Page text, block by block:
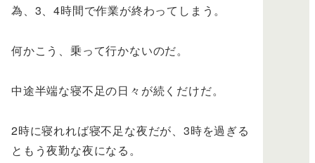
為、3、4時間で作業が終わってしまう。
何かこう、乗って行かないのだ。
中途半端な寝不足の日々が続くだけだ。
2時に寝れれば寝不足な夜だが、3時を過ぎる
ともう夜勤な夜になる。